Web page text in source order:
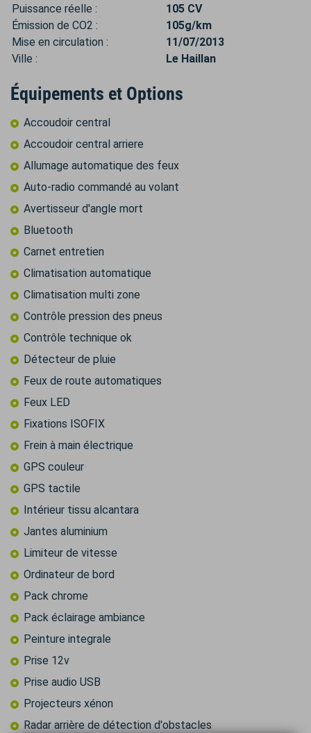
Puissance réelle :
105 CV
Émission de CO2 :
105g/km
Mise en circulation :
11/07/2013
Ville :
Le Haillan
Équipements et Options
Accoudoir central
Accoudoir central arriere
Allumage automatique des feux
Auto-radio commandé au volant
Avertisseur d'angle mort
Bluetooth
Carnet entretien
Climatisation automatique
Climatisation multi zone
Contrôle pression des pneus
Contrôle technique ok
Détecteur de pluie
Feux de route automatiques
Feux LED
Fixations ISOFIX
Frein à main électrique
GPS couleur
GPS tactile
Intérieur tissu alcantara
Jantes aluminium
Limiteur de vitesse
Ordinateur de bord
Pack chrome
Pack éclairage ambiance
Peinture integrale
Prise 12v
Prise audio USB
Projecteurs xénon
Radar arrière de détection d'obstacles